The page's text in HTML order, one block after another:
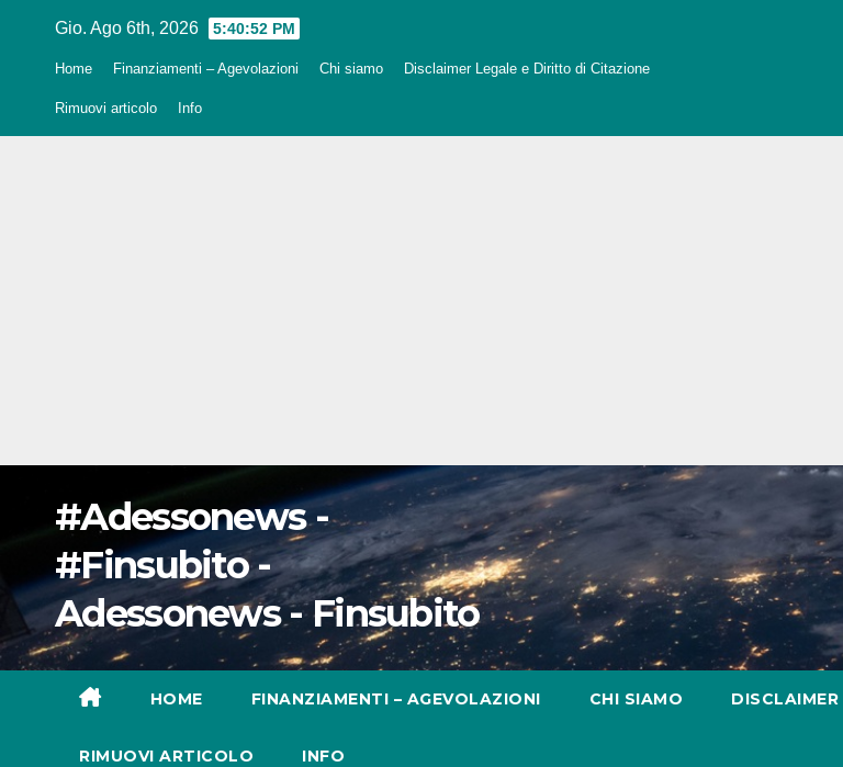
Gio. Ago 6th, 2026 5:40:54 PM
Home Finanziamenti – Agevolazioni Chi siamo Disclaimer Legale e Diritto di Citazione
Rimuovi articolo Info
#Adessonews -
#Finsubito -
Adessonews - Finsubito
HOME FINANZIAMENTI – AGEVOLAZIONI CHI SIAMO
RIMUOVI ARTICOLO INFO